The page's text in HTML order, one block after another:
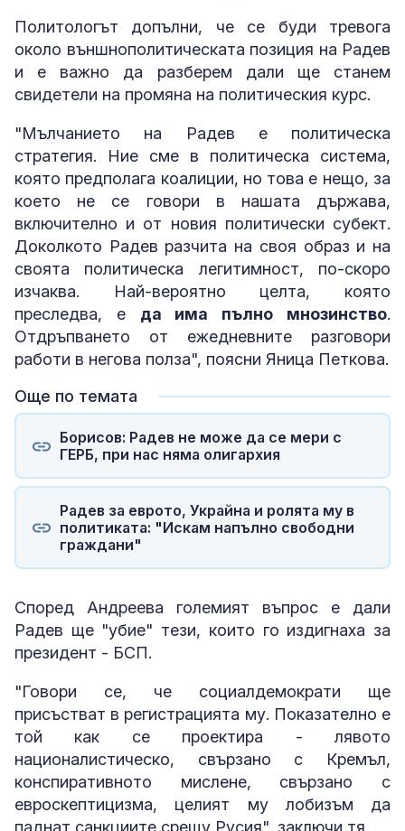
Политологът допълни, че се буди тревога
около външнополитическата позиция на Радев
и е важно да разберем дали ще станем
свидетели на промяна на политическия курс.
"Мълчанието на Радев е политическа
стратегия. Ние сме в политическа система,
която предполага коалиции, но това е нещо, за
което не се говори в нашата държава,
включително и от новия политически субект.
Доколкото Радев разчита на своя образ и на
своята политическа легитимност, по-скоро
изчаква. Най-вероятно целта, която
преследва, е да има пълно мнозинство.
Отдръпването от ежедневните разговори
работи в негова полза", поясни Яница Петкова.
Още по темата
Борисов: Радев не може да се мери с
ГЕРБ, при нас няма олигархия
Радев за еврото, Украйна и ролята му в
политиката: "Искам напълно свободни
граждани"
Според Андреева големият въпрос е дали
Радев ще "убие" тези, които го издигнаха за
президент - БСП.
"Говори се, че социалдемократи ще
присъстват в регистрацията му. Показателно е
той как се проектира - лявото
националистическо, свързано с Кремъл,
конспиративното мислене, свързано с
евроскептицизма, целият му лобизъм да
паднат санкциите срещу Русия", заключи тя.